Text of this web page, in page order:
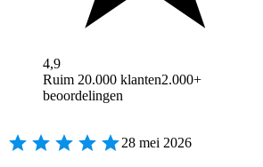
4,9
Ruim 20.000 klanten2.000+
beoordelingen
28 mei 2026